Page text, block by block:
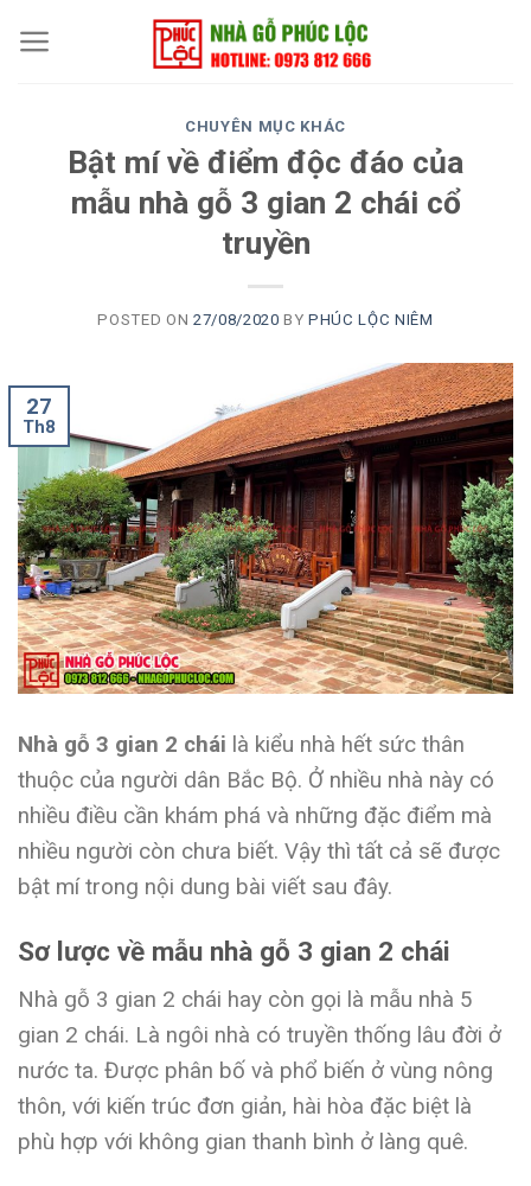
CHUYÊN MỤC KHÁC
Bật mí về điểm độc đáo của
mẫu nhà gỗ 3 gian 2 chái cổ
truyền
POSTED ON 27/08/2020 BYPHÚC LỘC NIÊM
27
Th8
Nhà gỗ 3 gian 2 chái là kiểu nhà hết sức thân
thuộc của người dân Bắc Bộ. Ở nhiều nhà này có
nhiều điều cần khám phá và những đặc điểm mà
nhiều người còn chưa biết. Vậy thì tất cả sẽ được
bật mí trong nội dung bài viết sau đây.
Sơ lược về mẫu nhà gỗ 3 gian 2 chái
Nhà gỗ 3 gian 2 chái hay còn gọi là mẫu nhà 5
gian 2 chái. Là ngôi nhà có truyền thống lâu đời ở
nước ta. Được phân bố và phổ biến ở vùng nông
thôn, với kiến trúc đơn giản, hài hòa đặc biệt là
phù hợp với không gian thanh bình ở làng quê.